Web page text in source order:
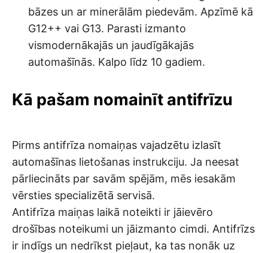
bāzes un ar minerālām piedevām. Apzīmē kā
G12++ vai G13. Parasti izmanto
vismodernākajās un jaudīgākajās
automašīnās. Kalpo līdz 10 gadiem.
Kā pašam nomainīt antifrīzu
Pirms antifrīza nomaiņas vajadzētu izlasīt
automašīnas lietošanas instrukciju. Ja neesat
pārliecināts par savām spējām, mēs iesakām
vērsties specializētā servisā.
Antifrīza maiņas laikā noteikti ir jāievēro
drošības noteikumi un jāizmanto cimdi. Antifrīzs
ir indīgs un nedrīkst pieļaut, ka tas nonāk uz